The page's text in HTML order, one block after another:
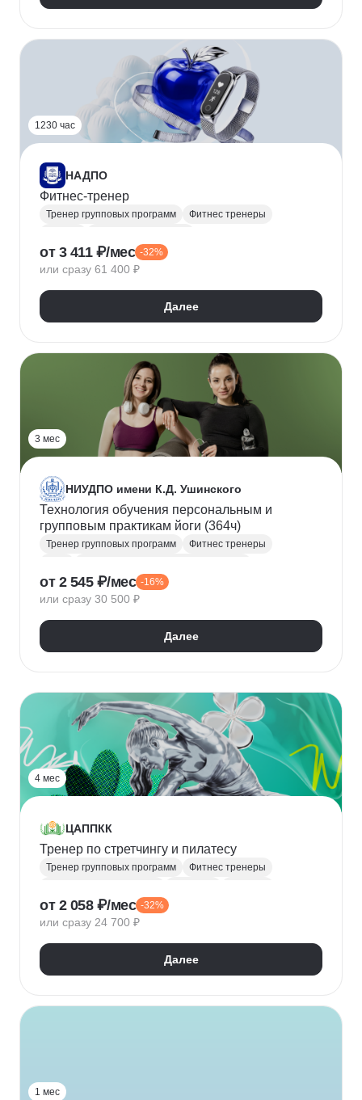
1230 час
НАДПО
Фитнес-тренер
Тренер групповых программ
Фитнес тренеры
Спортивный инструктор
Пилатес
Спортивная медицина
Правильное питание
Фитнес-нутрициолог
от 3 411 ₽/мес -32%
или сразу 61 400 ₽
Далее
3 мес
НИУДПО имени К.Д. Ушинского
Технология обучения персональным и
групповым практикам йоги (364ч)
Тренер групповых программ
Фитнес тренеры
Дыхательная гимнастика
от 2 545 ₽/мес -16%
или сразу 30 500 ₽
Далее
4 мес
ЦАППКК
Тренер по стретчингу и пилатесу
Тренер групповых программ
Фитнес тренеры
Составление программ тренировок
Составление рациона питания
Техника безопасности
Физкультура и спорт
от 2 058 ₽/мес -32%
или сразу 24 700 ₽
Далее
1 мес